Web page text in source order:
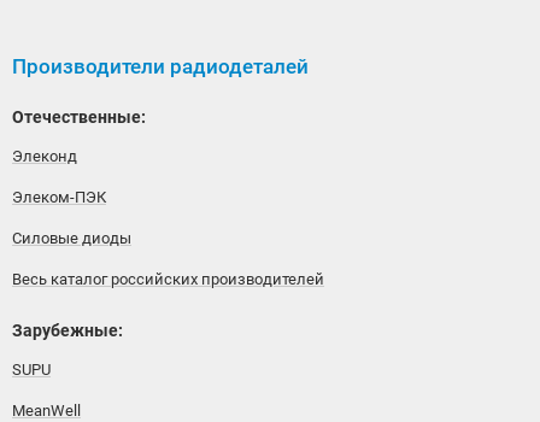
Производители радиодеталей
Отечественные:
Элеконд
Элеком-ПЭК
Силовые диоды
Весь каталог российских производителей
Зарубежные:
SUPU
MeanWell